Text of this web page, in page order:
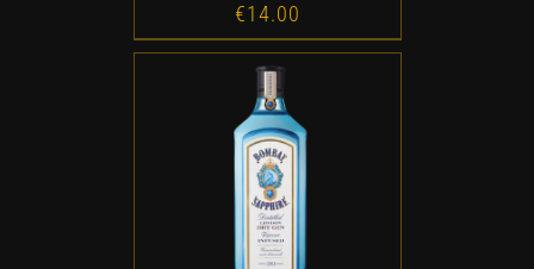
€14.00
ADD TO CART / DETALLES